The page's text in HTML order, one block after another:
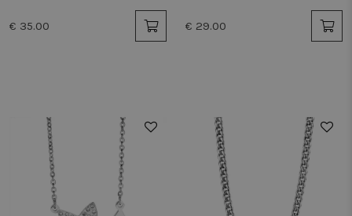
€ 35.00
€ 29.00